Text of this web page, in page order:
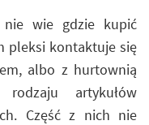
nie wie gdzie kupić
pleksi kontaktuje się
albo z hurtownią
artykułów
Część z nich nie